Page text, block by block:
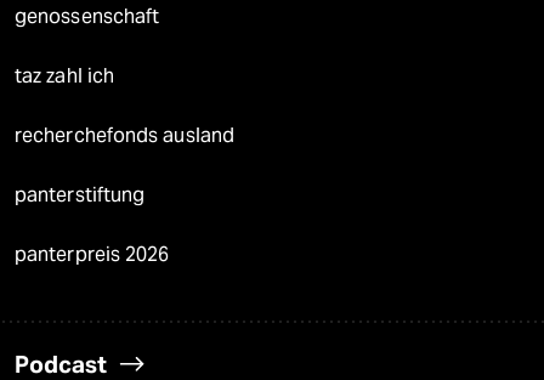
genossenschaft
taz zahl ich
recherchefonds ausland
panterstiftung
panterpreis 2026
Podcast